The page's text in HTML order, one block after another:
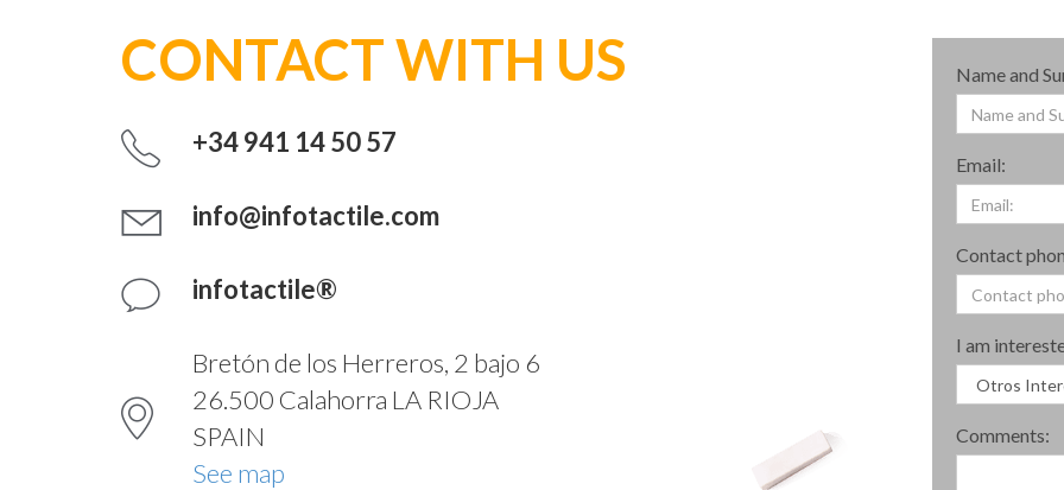
CONTACT WITH US
+34 941 14 50 57
info@infotactile.com
infotactile®
Bretón de los Herreros, 2 bajo 6
26.500 Calahorra LA RIOJA
SPAIN
See map
Name and
Email:
Contact
I am
Comments: